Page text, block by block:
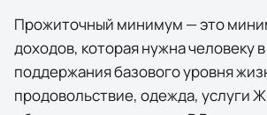
Прожиточный минимум — это
доходов, которая нужна человеку
поддержания базового уровня
продовольствие, одежда, услуги